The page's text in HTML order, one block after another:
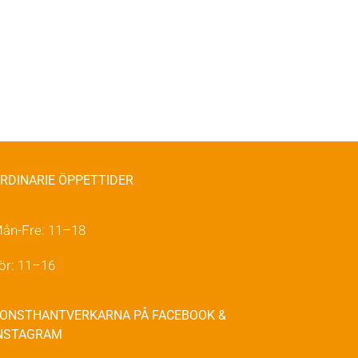
ÖPPETTIDER
Fre: 11–18
11–16
PÅ FACEBOOK &